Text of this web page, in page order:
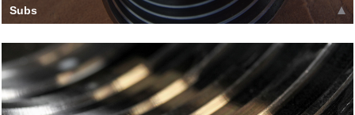
Subs
eléctrica endurecida para garantizar una larga vida útil y
minimizar Leer más >>